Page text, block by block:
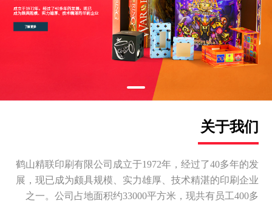
关于我们
鹤山精联印刷有限公司成立于1972年，经过了40多年的发
展，现已成为颇具规模、实力雄厚、技术精湛的印刷企业
之一。公司占地面积约33000平方米，现共有员工400多